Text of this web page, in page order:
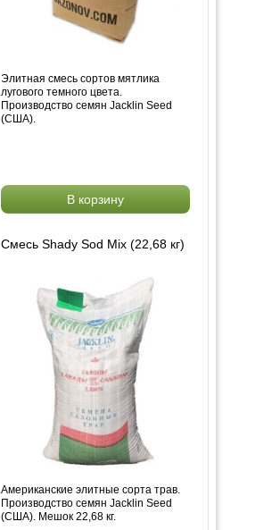
Элитная смесь сортов мятлика
лугового темного цвета.
Производство семян Jacklin Seed
(США).
В корзину
Смесь Shady Sod Mix (22,68 кг)
Американские элитные сорта трав.
Производство семян Jacklin Seed
(США). Мешок 22,68 кг.